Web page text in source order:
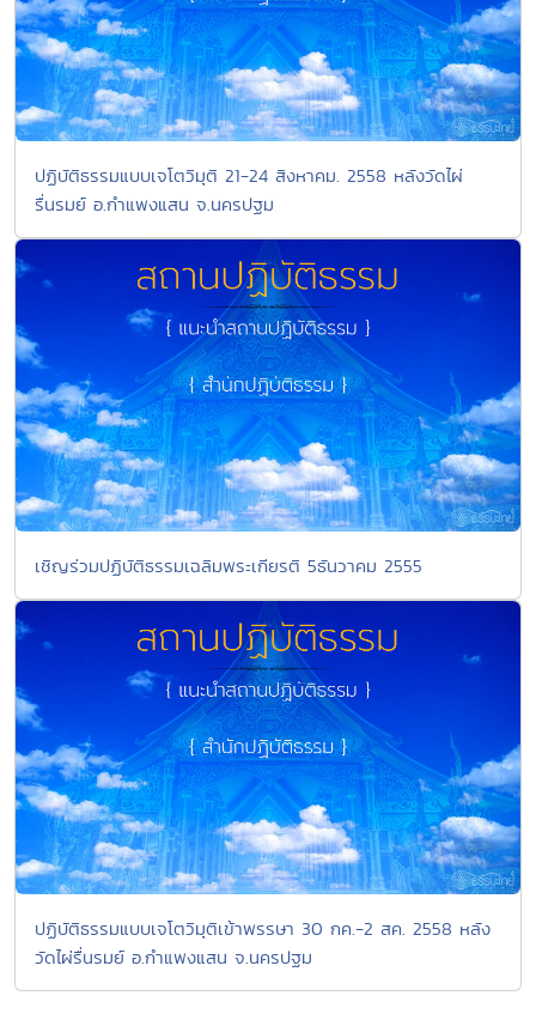
ปฏิบัติธรรมแบบเจโตวิมุติ 21-24 สิงหาคม. 2558 หลังวัดไผ่
รื่นรมย์ อ.กำแพงแสน จ.นครปฐม
เชิญร่วมปฏิบัติธรรมเฉลิมพระเกียรติ 5ธันวาคม 2555
ปฏิบัติธรรมแบบเจโตวิมุติเข้าพรรษา 30 กค.-2 สค. 2558 หลัง
วัดไผ่รื่นรมย์ อ.กำแพงแสน จ.นครปฐม